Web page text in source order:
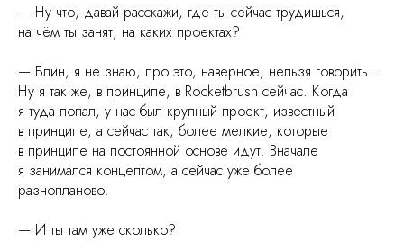
— Ну что, давай расскажи, где ты сейчас трудишься,
на чём ты занят, на каких проектах?
— Блин, я не знаю, про это, наверное, нельзя говорить…
Ну я так же, в принципе, в Rocketbrush сейчас. Когда
я туда попал, у нас был крупный проект, известный
в принципе, а сейчас так, более мелкие, которые
в принципе на постоянной основе идут. Вначале
я занимался концептом, а сейчас уже более
разнопланово.
— И ты там уже сколько?